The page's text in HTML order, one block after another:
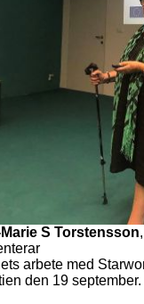
S Torstensson
arbete med
den 19 september.